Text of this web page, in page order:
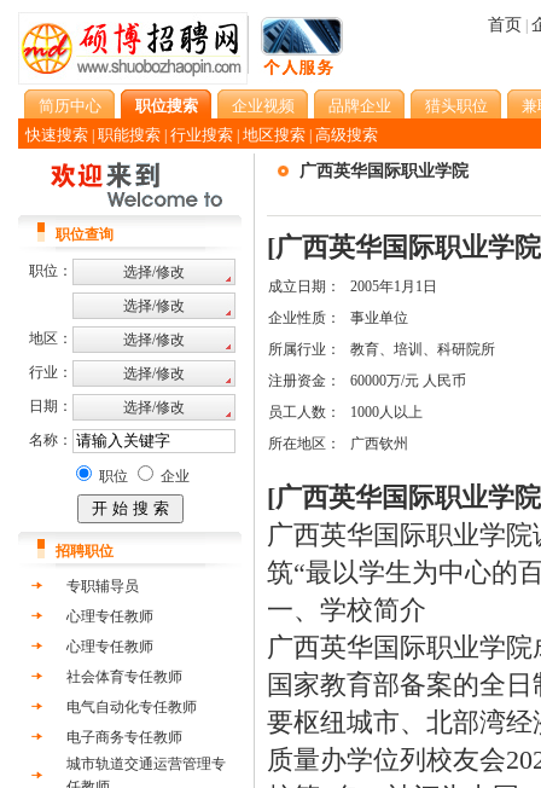
首页
简历中心 职位搜索 企业视频 品牌企业 猎头职位
兼
快速搜索 职能搜索 行业搜索 地区搜索 高级搜索
职位查询
职位：
地区：
行业：
日期：
名称：
职位 企业
招聘职位
专职辅导员
心理专任教师
心理专任教师
社会体育专任教师
电气自动化专任教师
电子商务专任教师
城市轨道交通运营管理专
广西英华国际职业学院
[广西英华国际职业学
成立日期：
2005年1月1日
企业性质：
事业单位
所属行业：
教育、培训、科研院所
注册资金：
60000万/元 人民币
员工人数：
1000人以上
所在地区：
广西钦州
[广西英华国际职业学
广西英华国际职业学
筑“最以学生为中心的
一、学校简介
广西英华国际职业学
国家教育部备案的全
要枢纽城市、北部湾
质量办学位列校友会